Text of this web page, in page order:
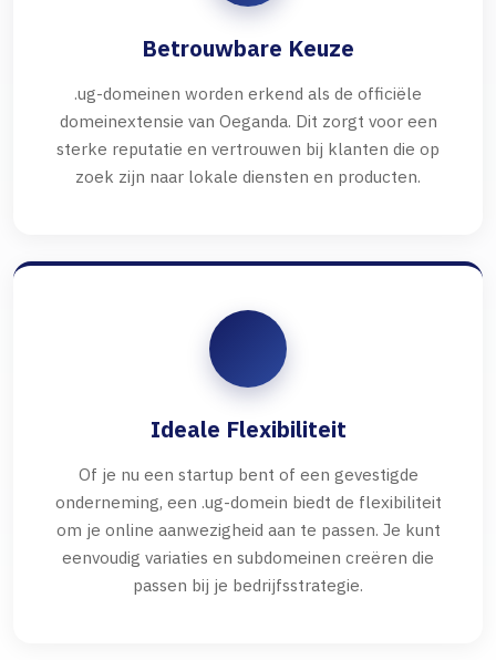
Betrouwbare Keuze
.ug-domeinen worden erkend als de officiële
domeinextensie van Oeganda. Dit zorgt voor een
sterke reputatie en vertrouwen bij klanten die op
zoek zijn naar lokale diensten en producten.
Ideale Flexibiliteit
Of je nu een startup bent of een gevestigde
onderneming, een .ug-domein biedt de flexibiliteit
om je online aanwezigheid aan te passen. Je kunt
eenvoudig variaties en subdomeinen creëren die
passen bij je bedrijfsstrategie.